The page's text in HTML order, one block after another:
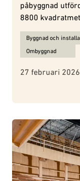
påbyggnad
8800
Ämnen för
Byggnad och
Ombyggnad
27 februari 2026